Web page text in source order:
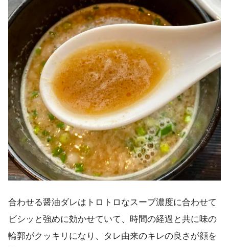
合わせる醤油ダレはトロトロなスープ濃度に合わせて
ビシッと強めに効かせていて、時間の経過と共に味の
輪郭がクッキリになり、タレ由来のキレの良さが顔を